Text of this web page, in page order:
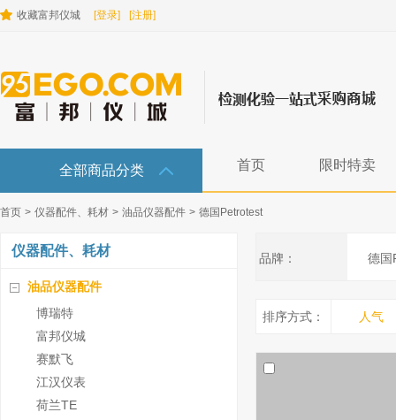
收藏富邦仪城 [登录] [注册]
全部商品分类 首页 限时特卖
首页 > 仪器配件、耗材 > 油品仪器配件 > 德国Petrotest
仪器配件、耗材
油品仪器配件
博瑞特
富邦仪城
赛默飞
江汉仪表
荷兰TE
品牌： 德国
排序方式： 人气